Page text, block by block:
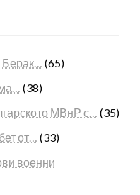
Берак… (65)
(38)
МВнР с… (35)
от… (33)
военни